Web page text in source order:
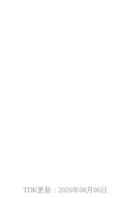
TDK更新：2026年08月06日